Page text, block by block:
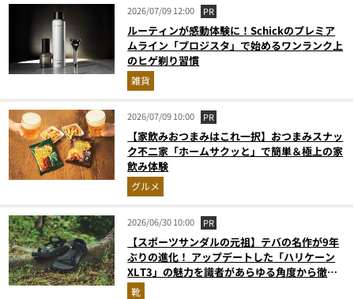
2026/07/09 12:00 PR
ルーティンが感動体験に！Schickのプレミア
ムライン「プロジスタ」で始めるワンランク上
のヒゲ剃り習慣
雑貨
2026/07/09 10:00 PR
【家飲みおつまみはこれ一択】おつまみスナッ
ク不二家「ホームサクッと」で簡単＆極上の家
飲み体験
グルメ
2026/06/30 10:00 PR
【スポーツサンダルの元祖】テバの名作が9年
ぶりの進化！ アップデートした「ハリケーン
XLT3」の魅力を識者があらゆる角度から徹底
解説！
靴